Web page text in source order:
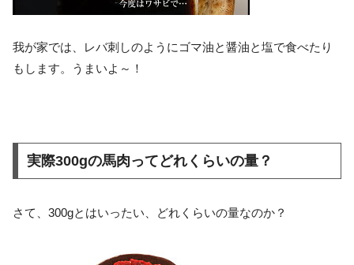
我が家では、レバ刺しのようにゴマ油と醤油と塩で食べたり
もします。うまいよ～！
実際300gの馬肉ってどれくらいの量？
さて、300gとはいったい、どれくらいの量なのか？